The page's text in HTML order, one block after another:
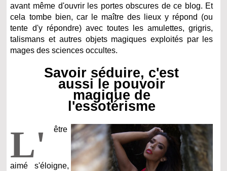
avant même d'ouvrir les portes obscures de ce blog. Et
cela tombe bien, car le maître des lieux y répond (ou
tente d'y répondre) avec toutes les amulettes, grigris,
talismans et autres objets magiques exploités par les
mages des sciences occultes.
Savoir séduire, c'est
aussi le pouvoir
magique de
l'essotérisme
L' être
aimé s'éloigne,